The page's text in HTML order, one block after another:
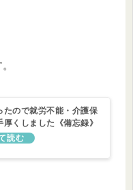
たので就労不能・介護保
厚くしました《備忘録》